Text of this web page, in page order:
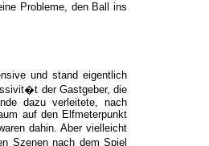
Probleme, den Ball ins
und stand eigentlich
der Gastgeber, die
dazu verleitete, nach
auf den Elfmeterpunkt
dahin. Aber vielleicht
Szenen nach dem Spiel